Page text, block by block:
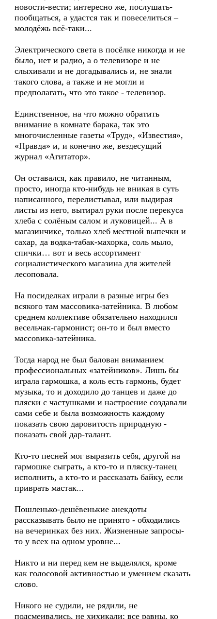
новости-вести; интересно же, послушать-
пообщаться, а удастся так и повеселиться –
молодёжь всё-таки...
Электрического света в посёлке никогда и не
было, нет и радио, а о телевизоре и не
слыхивали и не догадывались и, не знали
такого слова, а также и не могли и
предполагать, что это такое - телевизор.
Единственное, на что можно обратить
внимание в комнате барака, так это
многочисленные газеты «Труд», «Известия»,
«Правда» и, и конечно же, вездесущий
журнал «Агитатор».
Он оставался, как правило, не читанным,
просто, иногда кто-нибудь не вникая в суть
написанного, перелистывал, или выдирая
листы из него, вытирал руки после перекуса
хлеба с солёным салом и луковицей... А в
магазинчике, только хлеб местной выпечки и
сахар, да водка-табак-махорка, соль мыло,
спички… вот и весь ассортимент
социалистического магазина для жителей
лесоповала.
На посиделках играли в разные игры без
всякого там массовика-затейника. В любом
среднем коллективе обязательно находился
весельчак-гармонист; он-то и был вместо
массовика-затейника.
Тогда народ не был балован вниманием
профессиональных «затейников». Лишь бы
играла гармошка, а коль есть гармонь, будет
музыка, то и доходило до танцев и даже до
пляски с частушками и настроение создавали
сами себе и была возможность каждому
показать свою даровитость природную -
показать свой дар-талант.
Кто-то песней мог выразить себя, другой на
гармошке сыграть, а кто-то и пляску-танец
исполнить, а кто-то и рассказать байку, если
приврать мастак...
Пошленько-дешёвенькие анекдоты
рассказывать было не принято - обходились
на вечеринках без них. Жизненные запросы-
то у всех на одном уровне...
Никто и ни перед кем не выделялся, кроме
как голосовой активностью и умением сказать
слово.
Никого не судили, не рядили, не
подсмеивались, не хихикали; все равны, ко